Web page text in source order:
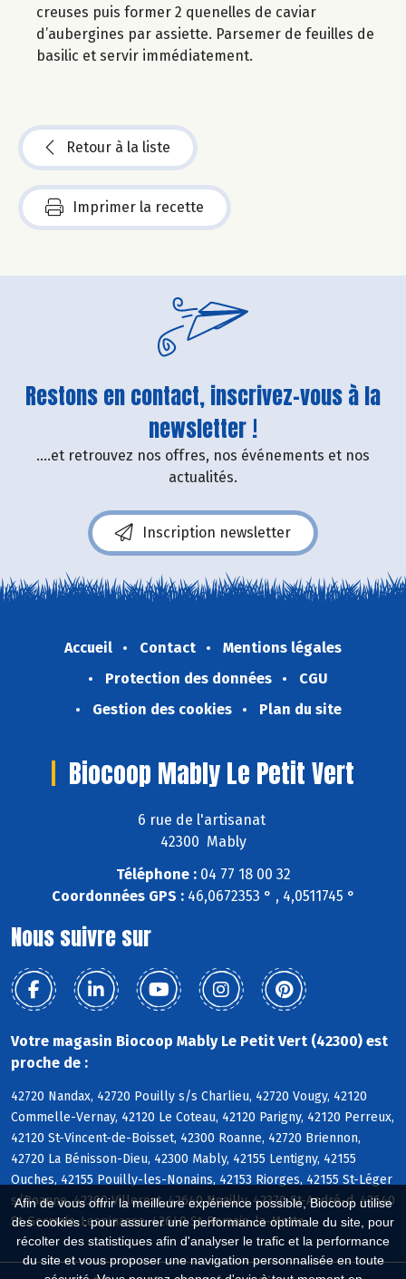
Afin de vous offrir la meilleure expérience possible, Biocoop utilise
des cookies : pour assurer une performance optimale du site, pour
récolter des statistiques afin d'analyser le trafic et la performance
du site et vous proposer une navigation personnalisée en toute
creuses puis former 2 quenelles de caviar
d’aubergines par assiette. Parsemer de feuilles de
basilic et servir immédiatement.
Retour à la liste
Imprimer la recette
Restons en contact, inscrivez-vous à la
newsletter !
....et retrouvez nos offres, nos événements et nos
actualités.
Inscription newsletter
Accueil Contact
Mentions légales
Protection des données
CGU
Gestion des cookies
Plan du site
Biocoop Mably Le Petit Vert
6 rue de l'artisanat
42300 Mably
Téléphone :04 77 18 00 32
Coordonnées GPS :46,0672353 ° , 4,0511745 °
Nous suivre sur
Votre magasin Biocoop Mably Le Petit Vert (42300) est
proche de :
42720 Nandax, 42720 Pouilly s/s Charlieu, 42720 Vougy, 42120
Commelle-Vernay, 42120 Le Coteau, 42120 Parigny, 42120 Perreux,
42120 St-Vincent-de-Boisset, 42300 Roanne, 42720 Briennon,
42720 La Bénisson-Dieu, 42300 Mably, 42155 Lentigny, 42155
Ouches, 42155 Pouilly-les-Nonains, 42153 Riorges, 42155 St-Léger
s/Roanne, 42300 Villerest, 42640 Noailly, 42370 St-André-d, 42640
St-Germain-Lespinasse, 42640 St-Romain-la-Motte